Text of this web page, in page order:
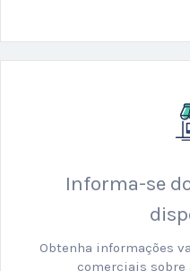
Informa-se
Obtenha informações
comerciais